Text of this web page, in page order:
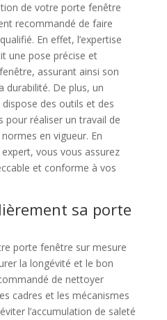
de votre porte fenêtre
recommandé de faire
En effet, l’expertise
une pose précise et
assurant ainsi son
De plus, un
des outils et des
pour réaliser un travail de
en vigueur. En
vous vous assurez
et conforme à vos
sa porte
porte fenêtre sur mesure
la longévité et le bon
de nettoyer
cadres et les mécanismes
l’accumulation de saleté